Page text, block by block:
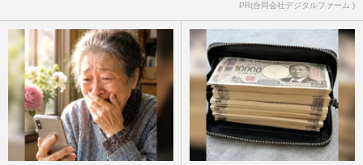
PR(合同会社デジタルファーム )